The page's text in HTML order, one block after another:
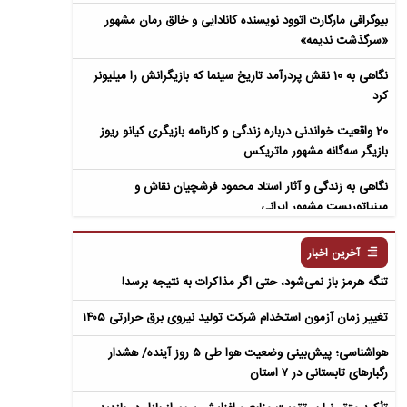
بیوگرافی مارگارت اتوود نویسنده کانادایی و خالق رمان مشهور
«سرگذشت ندیمه»
نگاهی به 10 نقش پردرآمد تاریخ سینما که بازیگرانش را میلیونر
کرد
20 واقعیت خواندنی درباره زندگی و کارنامه بازیگری کیانو ریوز
بازیگر سه‌گانه مشهور ماتریکس
نگاهی به زندگی و آثار استاد محمود فرشچیان نقاش و
مینیاتوریست مشهور ایرانی
نگاهی به زندگی و آثار عباس معروفی نویسنده ایرانی و خالق رمان
سمفونی مردگان
آخرین اخبار
تنگه هرمز باز نمی‌شود، حتی اگر مذاکرات به نتیجه برسد!
تغییر زمان آزمون استخدام شرکت تولید نیروی برق حرارتی ۱۴۰۵
هواشناسی؛ پیش‌بینی وضعیت هوا طی ۵ روز آینده/ هشدار
رگبارهای تابستانی در ۷ استان